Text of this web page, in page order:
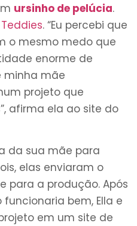
ursinho de pelúcia.
. “Eu percebi que
o mesmo medo que
enorme de
minha mãe
projeto que
afirma ela ao site do
da sua mãe para
elas enviaram o
para a produção. Após
bem, Ella e
em um site de